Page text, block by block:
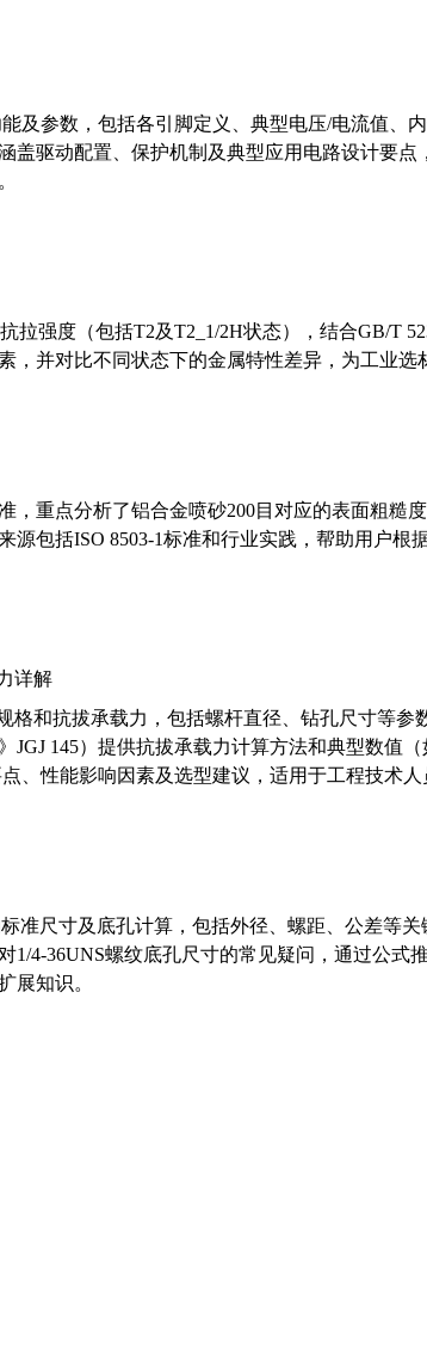
及参数，包括各引脚定义、典型电压/电流值、
盖驱动配置、保护机制及典型应用电路设计要点
拉强度（包括T2及T2_1/2H状态），结合GB/T
，并对比不同状态下的金属特性差异，为工业选
重点分析了铝合金喷砂200目对应的表面粗糙度
源包括ISO 8503-1标准和行业实践，帮助用户根
详解
格和抗拔承载力，包括螺杆直径、钻孔尺寸等参
JGJ 145）提供抗拔承载力计算方法和典型数值
、性能影响因素及选型建议，适用于工程技术人
准尺寸及底孔计算，包括外径、螺距、公差等
1/4-36UNS螺纹底孔尺寸的常见疑问，通过公式
展知识。